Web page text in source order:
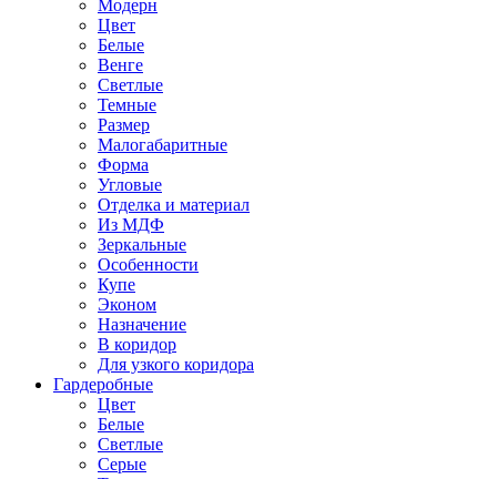
Модерн
Цвет
Белые
Венге
Светлые
Темные
Размер
Малогабаритные
Форма
Угловые
Отделка и материал
Из МДФ
Зеркальные
Особенности
Купе
Эконом
Назначение
В коридор
Для узкого коридора
Гардеробные
Цвет
Белые
Светлые
Серые